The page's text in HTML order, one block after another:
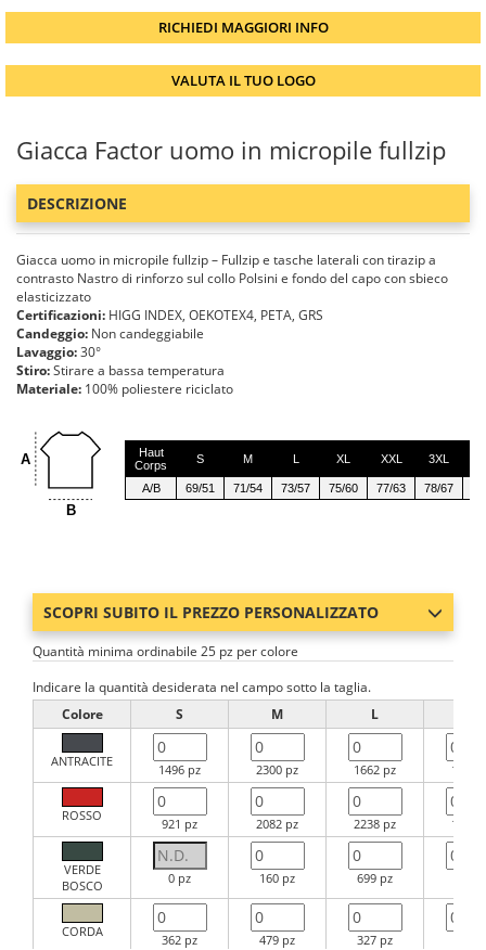
RICHIEDI MAGGIORI INFO
VALUTA IL TUO LOGO
Giacca Factor uomo in micropile fullzip
DESCRIZIONE
Giacca uomo in micropile fullzip – Fullzip e tasche laterali con tirazip a
contrasto Nastro di rinforzo sul collo Polsini e fondo del capo con sbieco
elasticizzato
Certificazioni: HIGG INDEX, OEKOTEX4, PETA, GRS
Candeggio: Non candeggiabile
Lavaggio:30°
Stiro:Stirare a bassa temperatura
Materiale: 100% poliestere riciclato
A
B
Haut
Corps
S M L XL XXL 3XL
A/B 69/51 71/54 73/57 75/60 77/63 78/67
SCOPRI SUBITO IL PREZZO PERSONALIZZATO
Quantità minima ordinabile 25 pz per colore
Indicare la quantità desiderata nel campo sotto la taglia.
Colore
S M L
ANTRACITE
1496 pz 2300 pz 1662 pz 1575
ROSSO
921 pz 2082 pz 2238 pz 1748
VERDE
BOSCO
0 pz 160 pz 699 pz
CORDA
362 pz 479 pz 327 pz